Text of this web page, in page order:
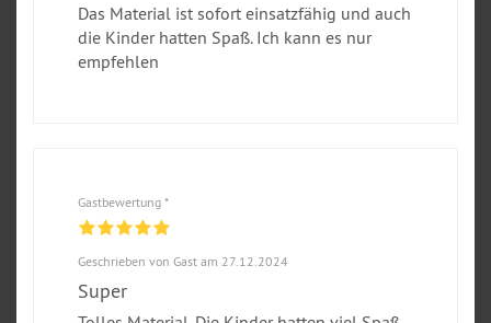
Das Material ist sofort einsatzfähig und auch
die Kinder hatten Spaß. Ich kann es nur
empfehlen
Gastbewertung *
Geschrieben von Gast am 27.12.2024
Super